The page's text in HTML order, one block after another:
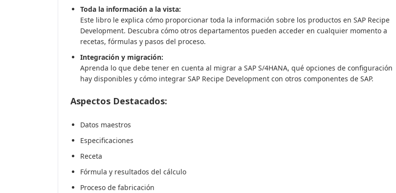
Toda la información a la vista:
Este libro le explica cómo proporcionar toda la información sobre los productos en SAP Recipe
Development. Descubra cómo otros departamentos pueden acceder en cualquier momento a
recetas, fórmulas y pasos del proceso.
Integración y migración:
Aprenda lo que debe tener en cuenta al migrar a SAP S/4HANA, qué opciones de configuración
hay disponibles y cómo integrar SAP Recipe Development con otros componentes de SAP.
Aspectos Destacados:
Datos maestros
Especificaciones
Receta
Fórmula y resultados del cálculo
Proceso de fabricación